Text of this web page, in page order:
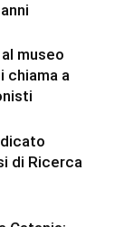
museo
chiama a
di Ricerca